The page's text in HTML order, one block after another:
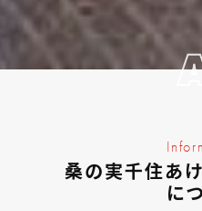
桑の実千住あ
に